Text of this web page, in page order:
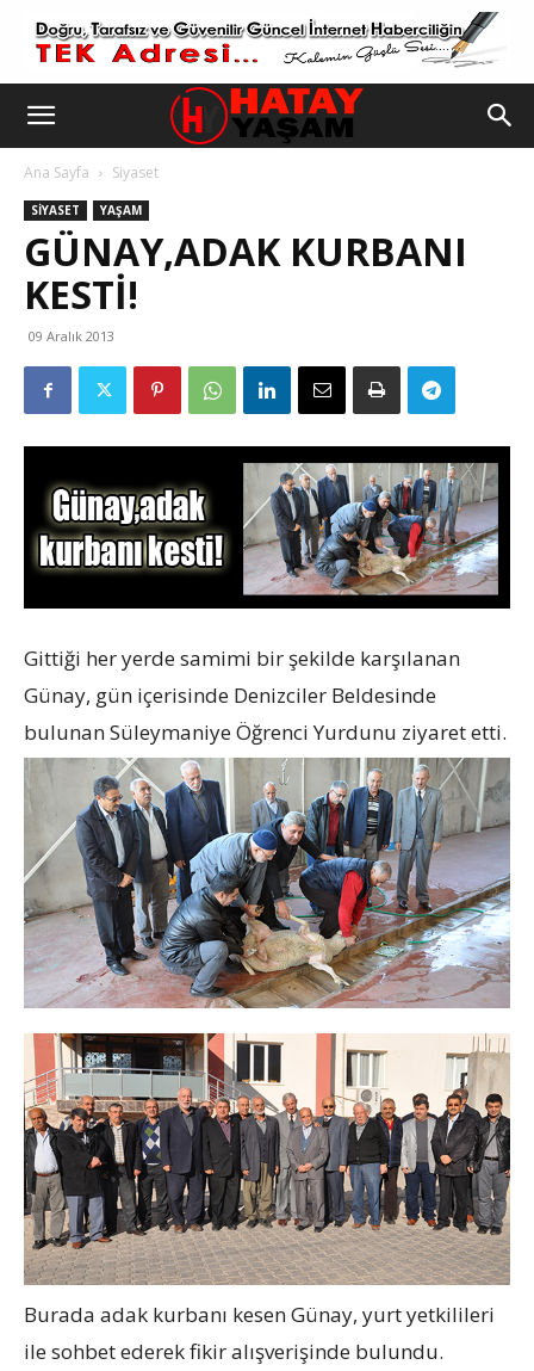
Ana Sayfa Siyaset
SIYASET YAŞAM
GÜNAY,ADAK KURBANI
KESTI!
09 Aralık 2013
Gittiği her yerde samimi bir şekilde karşılanan
Günay, gün içerisinde Denizciler Beldesinde
bulunan Süleymaniye Öğrenci Yurdunu ziyaret etti.
Burada adak kurbanı kesen Günay, yurt yetkilileri
ile sohbet ederek fikir alışverişinde bulundu.